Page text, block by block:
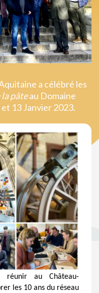
a célébré les
la pâteau Domaine
13 Janvier 2023.
au Château-
les 10 ans du réseau